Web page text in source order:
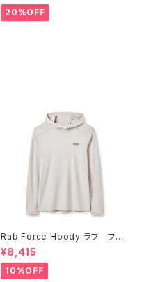
20%OFF
Rab Force Hoody ラブ フォ
ースフーディー（メンズ）
¥8,415
10%OFF